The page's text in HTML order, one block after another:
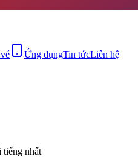
Ứng dụngTin tứcLiên hệ
tiếng nhất